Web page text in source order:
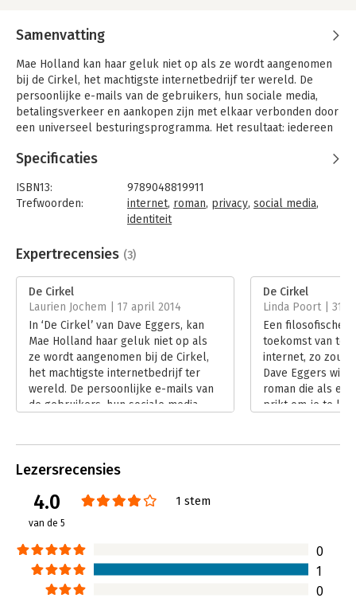
Samenvatting
Mae Holland kan haar geluk niet op als ze wordt aangenomen
bij de Cirkel, het machtigste internetbedrijf ter wereld. De
persoonlijke e-mails van de gebruikers, hun sociale media,
betalingsverkeer en aankopen zijn met elkaar verbonden door
een universeel besturingsprogramma. Het resultaat: iedereen
openheid en gemeenschapszin is aangebroken.
Mae laat zich meeslepen door de energie van het bedrijf, de
groepsactiviteiten en de feestjes, de oneindige mogelijkheden
- zelfs als ze het leven buiten de campus langzaam uit het oog
brengt, en haar bijdrage aan de Cirkel steeds meer openbaar
wordt.
'De Cirkel' is een intelligente, geestige en spannende roman
die vragen oproept over ons geheugen, onze geschiedenis,
privacy, democratie en de grenzen aan onze kennis van de
wereld
'Eggers verzint niets. Hij gaat uit van het bestaande en gaat
gewoon een stapje verder. Dat maakt zijn boek ook zo
relevant, en angstaanjagend.' - De Morgen
lichtvaardig gebruikt. In het geval van De Cirkel lijkt het haast
Specificaties
ISBN13:
9789048819911
Trefwoorden:
internet, roman, privacy, social media,
identiteit
Bindwijze:
gebonden
Uitgever:
Druk:
Verschijningsdatum:
19-11-2013
Hoofdrubriek: Internet en social media
Expertrecensies (3)
De Cirkel
Laurien Jochem | 17 april 2014
In ‘De Cirkel’ van Dave Eggers, kan
Mae Holland haar geluk niet op als
ze wordt aangenomen bij de Cirkel,
het machtigste internetbedrijf ter
wereld. De persoonlijke e-mails van
de gebruikers, hun sociale media,
Lees verder
De Cirkel
Linda Poort | 31
Een filosofische
toekomst van
internet, zo zou
Dave Eggers
roman die als
prikt om je te
Lezersrecensies
4.0
van de 5
1 stem
0
1
0